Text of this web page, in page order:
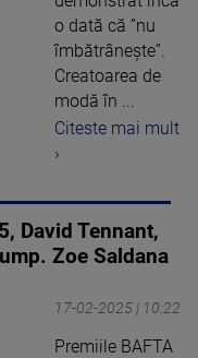
o dată că ”nu
îmbătrânește”.
Creatoarea de
modă în ...
Citeste mai mult
›
David Tennant,
Zoe Saldana
17-02-2025 | 10:22
Premiile BAFTA